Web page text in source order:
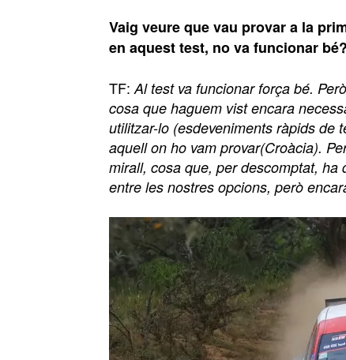
Vaig veure que vau provar a la
en aquest test, no va funcionar bé?
TF: Al test va funcionar força bé.
cosa que haguem vist encara
utilitzar-lo (esdeveniments ràpids de
aquell on ho vam provar(Croàcia).
mirall, cosa que, per descomptat,
entre les nostres opcions, però